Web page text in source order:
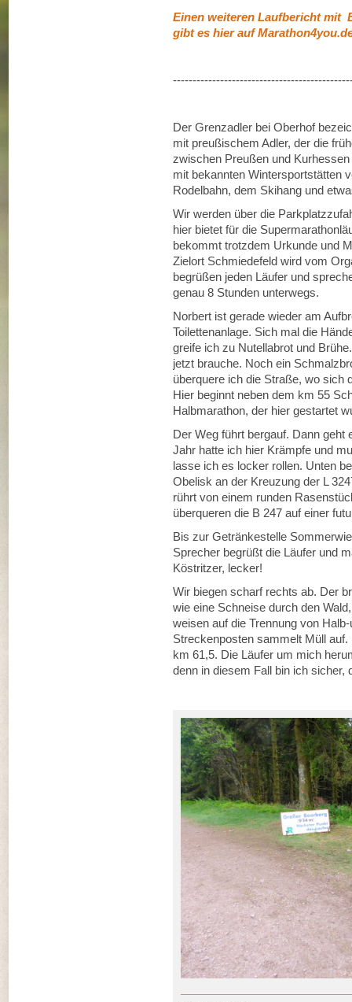
Einen weiteren Laufbericht mit
gibt es hier auf
Der Grenzadler bei Oberhof
mit preußischem Adler, der die
zwischen Preußen und
mit bekannten Wintersportstätten
Rodelbahn, dem Skihang und
Wir werden über die
hier bietet für die
bekommt trotzdem Urkunde und
Zielort Schmiedefeld wird vom
begrüßen jeden Läufer und
genau 8 Stunden unterwegs.
Norbert ist gerade wieder am
Toilettenanlage. Sich mal die
greife ich zu Nutellabrot und
jetzt brauche. Noch ein
überquere ich die Straße, wo sich
Hier beginnt neben dem km 55
Halbmarathon, der hier gestartet
Der Weg führt bergauf. Dann
Jahr hatte ich hier Krämpfe und
lasse ich es locker rollen. Unten
Obelisk an der Kreuzung der L
rührt von einem runden
überqueren die B 247 auf einer
Bis zur Getränkestelle
Sprecher begrüßt die Läufer und
Köstritzer, lecker!
Wir biegen scharf rechts ab. Der
wie eine Schneise durch den
weisen auf die Trennung von
Streckenposten sammelt Müll
km 61,5. Die Läufer um mich
denn in diesem Fall bin ich